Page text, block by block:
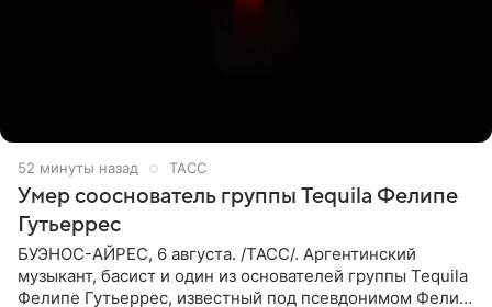
52 минуты назад ТАСС
Умер сооснователь группы Tequila Фелипе
Гутьеррес
БУЭНОС-АЙРЕС, 6 августа. /ТАСС/. Аргентинский
музыкант, басист и один из основателей группы Tequila
Фелипе Гутьеррес, известный под псевдонимом Фелипе